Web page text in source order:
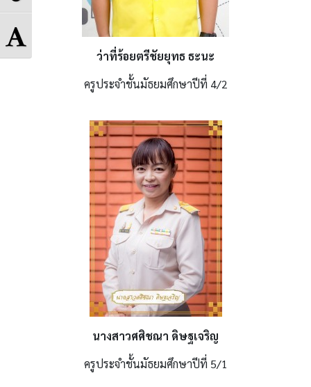
Contrast
Grayscale
Toggle
ว่าที่ร้อยตรีชัยยุทธ ธะนะ
ครูประจำชั้นมัธยมศึกษาปีที่ 4/2
นางสาวศศิชณา ดิษฐเจริญ
ครูประจำชั้นมัธยมศึกษาปีที่ 5/1